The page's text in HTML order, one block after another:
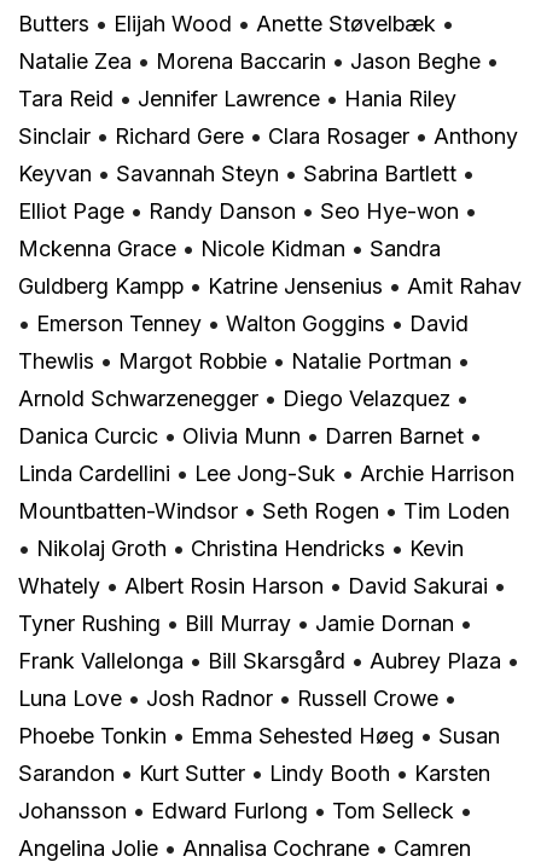
Butters • Elijah Wood • Anette Støvelbæk •
Natalie Zea • Morena Baccarin • Jason Beghe •
Tara Reid • Jennifer Lawrence • Hania Riley
Sinclair • Richard Gere • Clara Rosager • Anthony
Keyvan • Savannah Steyn • Sabrina Bartlett •
Elliot Page • Randy Danson • Seo Hye-won •
Mckenna Grace • Nicole Kidman • Sandra
Guldberg Kampp • Katrine Jensenius • Amit Rahav
• Emerson Tenney • Walton Goggins • David
Thewlis • Margot Robbie • Natalie Portman •
Arnold Schwarzenegger • Diego Velazquez •
Danica Curcic • Olivia Munn • Darren Barnet •
Linda Cardellini • Lee Jong-Suk • Archie Harrison
Mountbatten-Windsor • Seth Rogen • Tim Loden
• Nikolaj Groth • Christina Hendricks • Kevin
Whately • Albert Rosin Harson • David Sakurai •
Tyner Rushing • Bill Murray • Jamie Dornan •
Frank Vallelonga • Bill Skarsgård • Aubrey Plaza •
Luna Love • Josh Radnor • Russell Crowe •
Phoebe Tonkin • Emma Sehested Høeg • Susan
Sarandon • Kurt Sutter • Lindy Booth • Karsten
Johansson • Edward Furlong • Tom Selleck •
Angelina Jolie • Annalisa Cochrane • Camren